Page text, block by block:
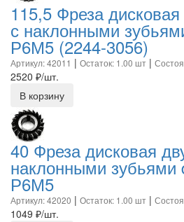
115,5 Фреза
с наклонными
Р6М5 (2244-3056)
Артикул: 42011 | Остаток: 1.00 шт |
2520 ₽/шт.
В корзину
40 Фреза дисковая
наклонными зубьями
Р6М5
Артикул: 42020 | Остаток: 1.00 шт |
1049 ₽/шт.